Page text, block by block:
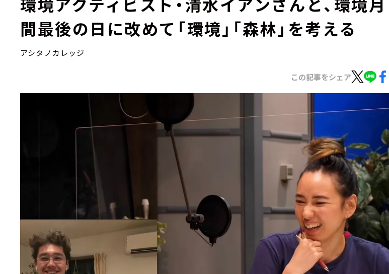
間最後の日に改めて「環境」「森林」を考える
アシタノカレッジ
この記事をシェア